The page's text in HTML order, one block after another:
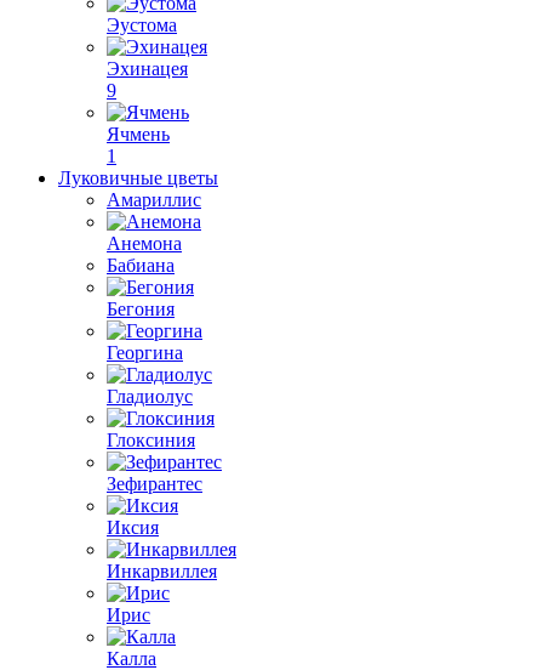
Эустома
Эхинацея
9
Ячмень
1
Луковичные цветы
Амариллис
Анемона
Бабиана
Бегония
Георгина
Гладиолус
Глоксиния
Зефирантес
Иксия
Инкарвиллея
Ирис
Калла